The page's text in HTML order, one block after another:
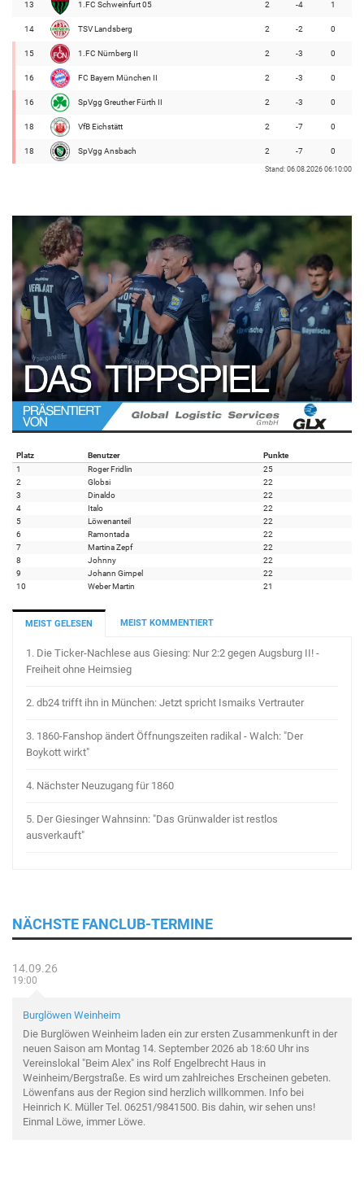
13 1.FC Schweinfurt 05 2 -4 1
14 TSV Landsberg 2 -2 0
15 1.FC Nürnberg II 2 -3 0
16 FC Bayern München II 2 -3 0
16 SpVgg Greuther Fürth II 2 -3 0
18 VfB Eichstätt 2 -7 0
18 SpVgg Ansbach 2 -7 0
Stand: 06.08.2026 06:10:00
Platz Benutzer
Punkte
1
Roger Fridlin
25
2
Globsi
22
3
Dinaldo
22
4
Italo
22
5
Löwenanteil
22
6
Ramontada
22
7
Martina Zepf
22
8
Johnny
22
9
Johann Gimpel
22
10
Weber Martin 21
MEIST GELESEN MEIST KOMMENTIERT
1. Die Ticker-Nachlese aus Giesing: Nur 2:2 gegen Augsburg II! -
Freiheit ohne Heimsieg
2. db24 trifft ihn in München: Jetzt spricht Ismaiks Vertrauter
3. 1860-Fanshop ändert Öffnungszeiten radikal - Walch: "Der
Boykott wirkt"
4. Nächster Neuzugang für 1860
5. Der Giesinger Wahnsinn: "Das Grünwalder ist restlos
ausverkauft"
NÄCHSTE FANCLUB-TERMINE
14.09.26
19:00
Burglöwen Weinheim
Die Burglöwen Weinheim laden ein zur ersten Zusammenkunft in der
neuen Saison am Montag 14. September 2026 ab 18:60 Uhr ins
Vereinslokal "Beim Alex" ins Rolf Engelbrecht Haus in
Weinheim/Bergstraße. Es wird um zahlreiches Erscheinen gebeten.
Löwenfans aus der Region sind herzlich willkommen. Info bei
Heinrich K. Müller Tel. 06251/9841500. Bis dahin, wir sehen uns!
Einmal Löwe, immer Löwe.